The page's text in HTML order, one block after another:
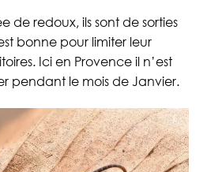
de redoux, ils sont de sorties
bonne pour limiter leur
Ici en Provence il n’est
pendant le mois de Janvier.